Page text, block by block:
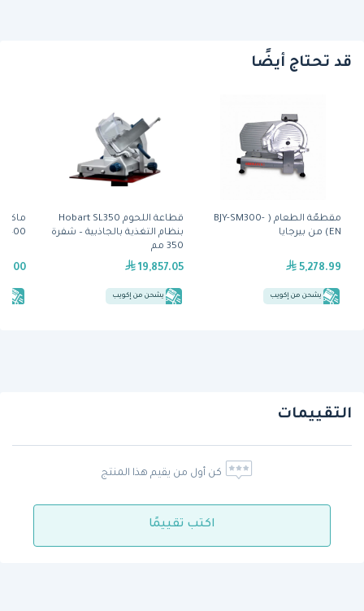
قد تحتاج أيضًا
مقطعّة الطعام ( BJY-SM300-
EN) من بيرجايا
5,278.99
يشحن من إكويب
قطاعة اللحوم Hobart SL350
بنظام التغذية بالجاذبية – شفرة
350 مم
19,857.05
يشحن من إكويب
التقييمات
كن أول من يقيم هذا المنتج
اكتب تقييمًا